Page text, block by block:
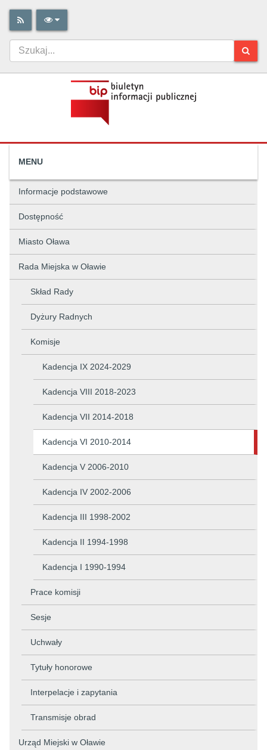
MENU
Informacje podstawowe
Dostępność
Miasto Oława
Rada Miejska w Oławie
Skład Rady
Dyżury Radnych
Komisje
Kadencja IX 2024-2029
Kadencja VIII 2018-2023
Kadencja VII 2014-2018
Kadencja VI 2010-2014
Kadencja V 2006-2010
Kadencja IV 2002-2006
Kadencja III 1998-2002
Kadencja II 1994-1998
Kadencja I 1990-1994
Prace komisji
Sesje
Uchwały
Tytuły honorowe
Interpelacje i zapytania
Transmisje obrad
Urząd Miejski w Oławie